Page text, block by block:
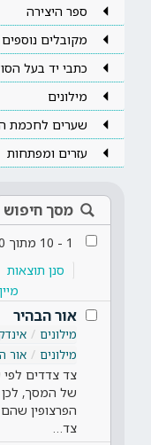
ספר היצירה
מקובלים נוספים
כתבי יד בעל
מילונים
שערים לחכמת
עזרים ומפתחות
מסך חיפוש
1
-
10 מתוך
סנן תוצאות
אור הבהיר
מילונים
מילונים
אור
צד צדדים
של המסך, לכן
הפרצופין
צד…